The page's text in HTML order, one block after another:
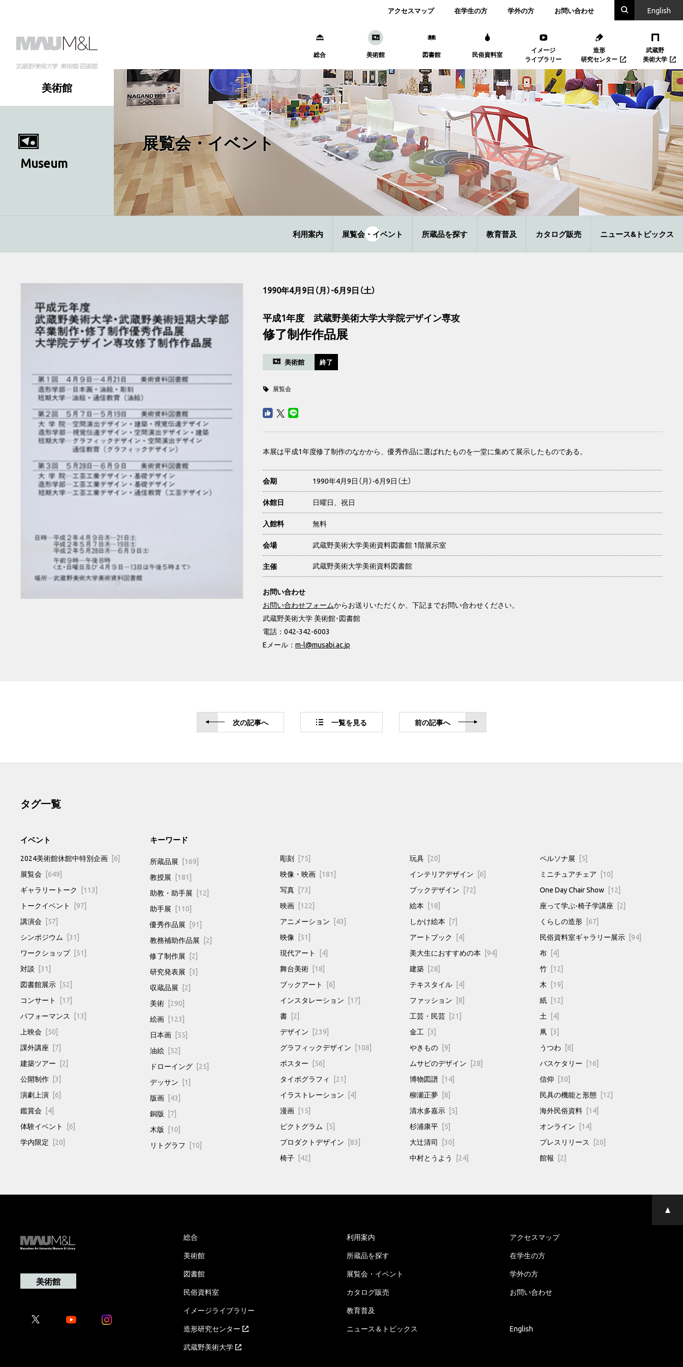
アクセスマップ 在学生の方 学外の方 お問い合わせ English
総合 美術館 図書館 民俗資料室
イメージ
ライブラリー
造形
研究センター
武蔵野
美術大学
Museum
美術館
展覧会・イベント
利用案内 展覧会・イベント 所蔵品を探す 教育普及 カタログ販売 ニュース&トピックス
1990年4月9日（月）-6月9日（土）
平成1年度 武蔵野美術大学大学院デザイン専攻
修了制作作品展
美術館 終了
展覧会
本展は平成1年度修了制作のなかから、優秀作品に選ばれたものを一堂に集めて展示したものである。
会期 1990年4月9日（月）-6月9日（土）
休館日 日曜日、祝日
入館料 無料
会場 武蔵野美術大学美術資料図書館 1階展示室
主催 武蔵野美術大学美術資料図書館
お問い合わせ
お問い合わせフォームからお送りいただくか、下記までお問い合わせください。
武蔵野美術大学 美術館･図書館
電話：042-342-6003
Eメール： m-l@musabi.ac.jp
次の記事へ 一覧を見る 前の記事へ
タグ一覧
イベント
2024美術館休館中特別企画 [6]
展覧会 [649]
ギャラリートーク [113]
トークイベント [97]
講演会 [57]
シンポジウム [31]
ワークショップ [51]
対談 [31]
図書館展示 [52]
コンサート [17]
パフォーマンス [13]
上映会 [50]
課外講座 [7]
建築ツアー [2]
公開制作 [3]
演劇上演 [6]
鑑賞会 [4]
体験イベント [6]
学内限定 [20]
キーワード
所蔵品展 [169]
教授展 [181]
助教・助手展 [12]
助手展 [110]
優秀作品展 [91]
教務補助作品展 [2]
修了制作展 [2]
研究発表展 [3]
収蔵品展 [2]
美術 [290]
絵画 [123]
日本画 [55]
油絵 [52]
ドローイング [25]
デッサン [1]
版画 [43]
銅版 [7]
木版 [10]
リトグラフ [10]
彫刻 [75]
映像・映画 [181]
写真 [73]
映画 [122]
アニメーション [43]
映像 [51]
現代アート [4]
舞台美術 [18]
ブックアート [6]
インスタレーション [17]
書 [2]
デザイン [239]
グラフィックデザイン [108]
ポスター [56]
タイポグラフィ [21]
イラストレーション [4]
漫画 [15]
ピクトグラム [5]
プロダクトデザイン [83]
椅子 [42]
玩具 [20]
インテリアデザイン [6]
ブックデザイン [72]
絵本 [18]
しかけ絵本 [7]
アートブック [4]
美大生におすすめの本 [94]
建築 [28]
テキスタイル [4]
ファッション [8]
工芸・民芸 [21]
金工 [3]
やきもの [9]
ムサビのデザイン [28]
博物図譜 [14]
柳瀬正夢 [8]
清水多嘉示 [5]
杉浦康平 [5]
大辻清司 [30]
中村とうよう [24]
ペルソナ展 [5]
ミニチュアチェア [10]
One Day Chair Show [12]
座って学ぶ-椅子学講座 [2]
くらしの造形 [67]
民俗資料室ギャラリー展示 [94]
布 [4]
竹 [12]
木 [19]
紙 [12]
土 [4]
凧 [3]
うつわ [8]
バスケタリー [16]
信仰 [30]
民具の機能と形態 [12]
海外民俗資料 [14]
オンライン [14]
プレスリリース [20]
館報 [2]
ペ
ジ
美術館
Youtube
総合
美術館
図書館
民俗資料室
イメージライブラリー
造形研究センター
武蔵野美術大学
利用案内
所蔵品を探す
展覧会・イベント
カタログ販売
教育普及
ニュース＆トピックス
アクセスマップ
在学生の方
学外の方
お問い合わせ
English